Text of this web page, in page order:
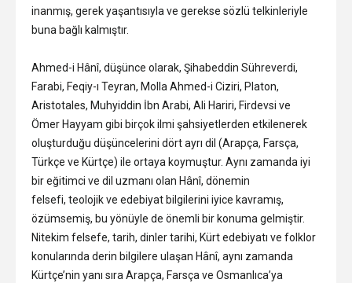
inanmış, gerek yaşantısıyla ve gerekse sözlü telkinleriyle
buna bağlı kalmıştır.
Ahmed-i Hânî, düşünce olarak, Şihabeddin Sühreverdi,
Farabi, Feqiy-ı Teyran, Molla Ahmed-i Ciziri, Platon,
Aristotales, Muhyiddin İbn Arabi, Ali Hariri, Firdevsi ve
Ömer Hayyam gibi birçok ilmi şahsiyetlerden etkilenerek
oluşturduğu düşüncelerini dört ayrı dil (Arapça, Farsça,
Türkçe ve Kürtçe) ile ortaya koymuştur. Aynı zamanda iyi
bir eğitimci ve dil uzmanı olan Hânî, dönemin
felsefi, teolojik ve edebiyat bilgilerini iyice kavramış,
özümsemiş, bu yönüyle de önemli bir konuma gelmiştir.
Nitekim felsefe, tarih, dinler tarihi, Kürt edebiyatı ve folklor
konularında derin bilgilere ulaşan Hânî, aynı zamanda
Kürtçe’nin yanı sıra Arapça, Farsça ve Osmanlıca’ya